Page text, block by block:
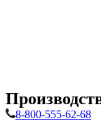
8-800-555-62-68